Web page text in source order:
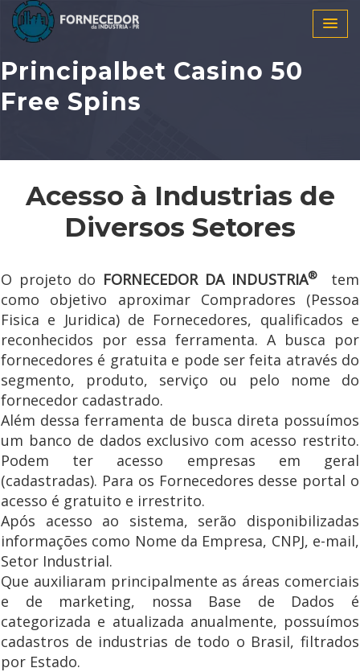
Principalbet Casino 50
Free Spins
Acesso à Industrias de
Diversos Setores
O projeto do FORNECEDOR DA INDUSTRIA®tem
como objetivo aproximar Compradores (Pessoa
Fisica e Juridica) de Fornecedores, qualificados e
reconhecidos por essa ferramenta. A busca por
fornecedores é gratuita e pode ser feita através do
segmento, produto, serviço ou pelo nome do
fornecedor cadastrado.
Além dessa ferramenta de busca direta possuímos
um banco de dados exclusivo com acesso restrito.
Podem ter acesso empresas em geral
(cadastradas). Para os Fornecedores desse portal o
acesso é gratuito e irrestrito.
Após acesso ao sistema, serão disponibilizadas
informações como Nome da Empresa, CNPJ, e-mail,
Setor Industrial.
Que auxiliaram principalmente as áreas comerciais
e de marketing, nossa Base de Dados é
categorizada e atualizada anualmente, possuímos
cadastros de industrias de todo o Brasil, filtrados
por Estado.